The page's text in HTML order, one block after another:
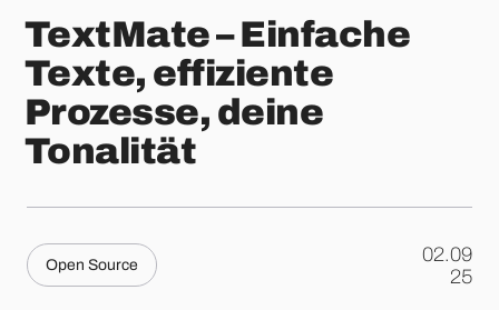
TextMate – Einfache
Texte, effiziente
Prozesse, deine
Tonalität
Open Source
02.09
.
25